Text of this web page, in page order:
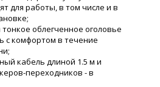
для работы, в том числе и в
облегченное оголовье
с комфортом в течение
кабель длиной 1.5 м и
переходников - в